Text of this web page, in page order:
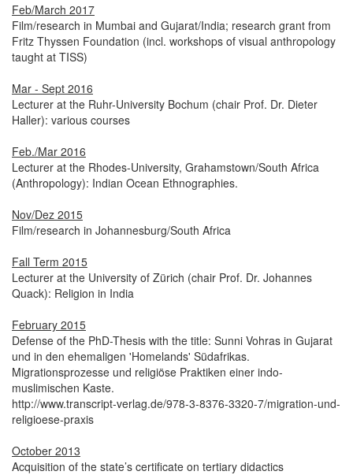
Feb/March 2017
Film/research in Mumbai and Gujarat/India; research grant from
Fritz Thyssen Foundation (incl. workshops of visual anthropology
taught at TISS)
Mar - Sept 2016
Lecturer at the Ruhr-University Bochum (chair Prof. Dr. Dieter
Haller): various courses
Feb./Mar 2016
Lecturer at the Rhodes-University, Grahamstown/South Africa
(Anthropology): Indian Ocean Ethnographies.
Nov/Dez 2015
Film/research in Johannesburg/South Africa
Fall Term 2015
Lecturer at the University of Zürich (chair Prof. Dr. Johannes
Quack): Religion in India
February 2015
Defense of the PhD-Thesis with the title: Sunni Vohras in Gujarat
und in den ehemaligen 'Homelands' Südafrikas.
Migrationsprozesse und religiöse Praktiken einer indo-
muslimischen Kaste.
http://www.transcript-verlag.de/978-3-8376-3320-7/migration-und-
religioese-praxis
October 2013
Acquisition of the state’s certificate on tertiary didactics